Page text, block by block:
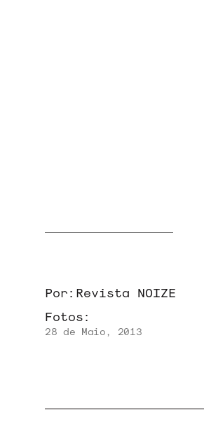
Por: Revista NOIZE
Fotos:
28 de Maio, 2013